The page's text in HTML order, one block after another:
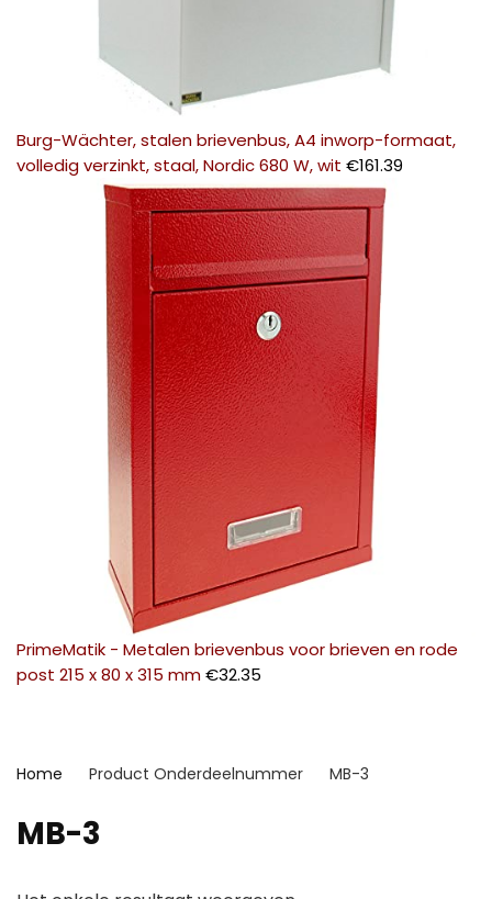
Burg-Wächter, stalen brievenbus, A4 inworp-formaat,
volledig verzinkt, staal, Nordic 680 W, wit €161.39
PrimeMatik - Metalen brievenbus voor brieven en rode
post 215 x 80 x 315 mm€32.35
Home Product Onderdeelnummer ‎MB-3
‎MB-3